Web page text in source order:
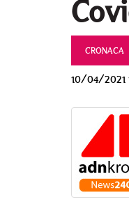
CRONACA
10/04/2021